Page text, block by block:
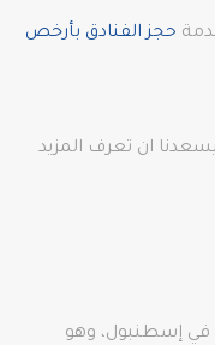
حجز الفنادق بأرخص
ان تعرف المزيد
في إسطنبول، وهو